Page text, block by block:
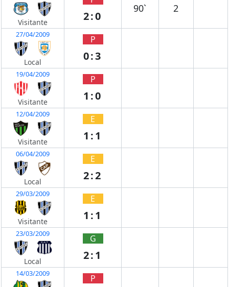
Visitante 2:0
90` 2
27/04/2009
Local
P
0:3
19/04/2009
Visitante
P
1:0
12/04/2009
Visitante
E
1:1
06/04/2009
Local
E
2:2
29/03/2009
Visitante
E
1:1
23/03/2009
Local
G
2:1
14/03/2009 P